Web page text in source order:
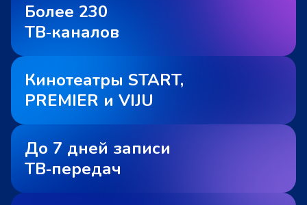
Более 230
ТВ‑каналов
Кинотеатры START,
PREMIER и VIJU
До 7 дней записи
ТВ‑передач